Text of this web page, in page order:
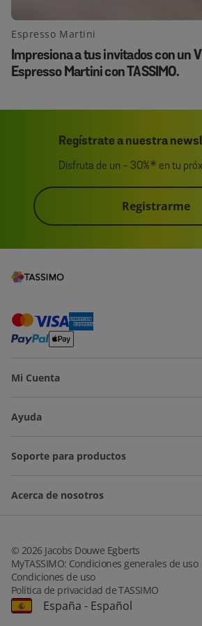
Espresso Martini
Impresiona a tus invitados con un
Espresso Martini con TASSIMO.
Regístrate a nuestra
Disfruta de un - 30%* en tu
Registrarme
Mi Cuenta
Ayuda
Soporte para productos
Acerca de nosotros
© 2026Jacobs Douwe Egberts
MyTASSIMO: Condiciones generales de uso
Condiciones de uso
Política de privacidad de TASSIMO
España - Español